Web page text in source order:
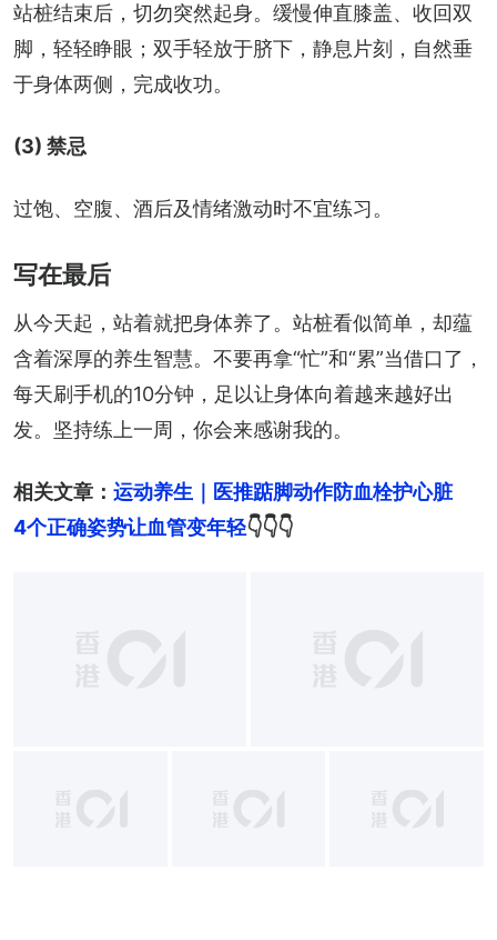
站桩结束后，切勿突然起身。缓慢伸直膝盖、收回双
脚，轻轻睁眼；双手轻放于脐下，静息片刻，自然垂
于身体两侧，完成收功。
(3) 禁忌
过饱、空腹、酒后及情绪激动时不宜练习。
写在最后
从今天起，站着就把身体养了。站桩看似简单，却蕴
含着深厚的养生智慧。不要再拿“忙”和“累”当借口了，
每天刷手机的10分钟，足以让身体向着越来越好出
发。坚持练上一周，你会来感谢我的。
相关文章： 运动养生｜医推踮脚动作防血栓护心脏
4个正确姿势让血管变年轻👇👇👇